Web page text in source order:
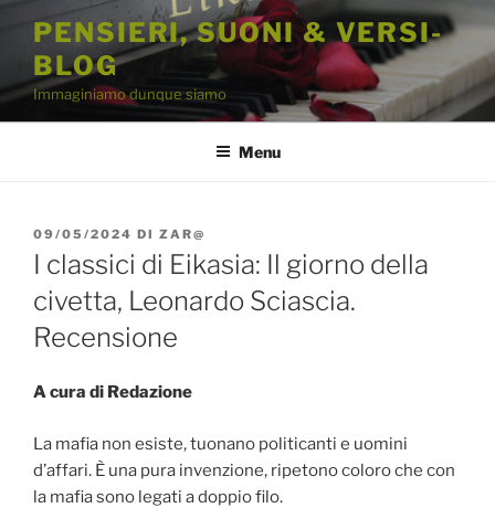
contenuto
PENSIERI, SUONI & VERSI-
BLOG
Immaginiamo dunque siamo
Menu
PUBBLICATO
IL
09/05/2024 DI ZAR@
I classici di Eikasia: Il giorno della
civetta, Leonardo Sciascia.
Recensione
A cura di Redazione
La mafia non esiste, tuonano politicanti e uomini
d’affari. È una pura invenzione, ripetono coloro che con
la mafia sono legati a doppio filo.